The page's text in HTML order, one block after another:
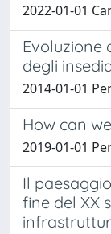
2022-01-01
Evoluzione
degli
2014-01-01
How can
2019-01-01
Il
fine del XX